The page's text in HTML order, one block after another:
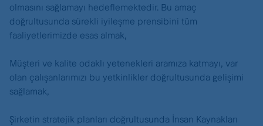
olmasını sağlamayı hedeflemektedir. Bu amaç
doğrultusunda sürekli iyileşme prensibini tüm
faaliyetlerimizde esas almak,
Müşteri ve kalite odaklı yetenekleri aramıza katmayı, var
olan çalışanlarımızı bu yetkinlikler doğrultusunda gelişimi
sağlamak,
Şirketin stratejik planları doğrultusunda İnsan Kaynakları